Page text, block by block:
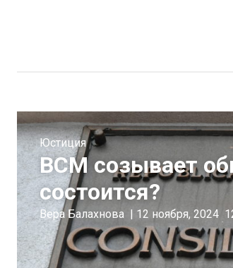
Юстиция
ВСМ созывает
состоится?
Вера Балахнова | 12 ноября, 2024